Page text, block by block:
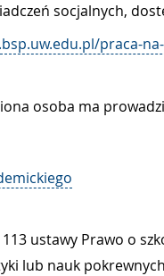
socjalnych,
praca-
osoba ma
ustawy Prawo o
lub nauk